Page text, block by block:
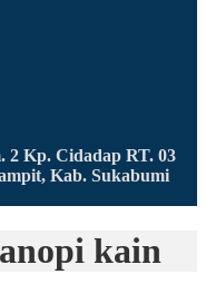
2 Kp. Cidadap RT. 03
Kab. Sukabumi
kain